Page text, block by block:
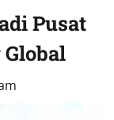
Pusat